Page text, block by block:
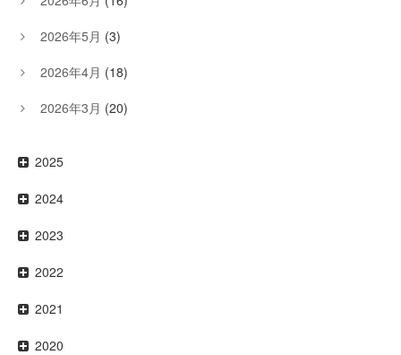
2026年5月 (3)
2026年4月 (18)
2026年3月 (20)
2025
2024
2023
2022
2021
2020